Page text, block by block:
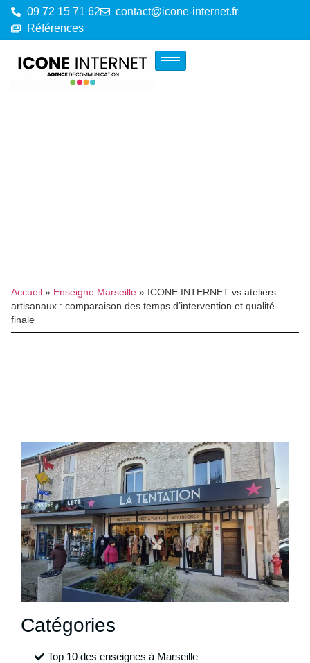
09 72 15 71 62
contact@icone-internet.fr
Références
Accueil » Enseigne Marseille » ICONE INTERNET vs ateliers
artisanaux : comparaison des temps d’intervention et qualité
finale
Catégories
Top 10 des enseignes à Marseille